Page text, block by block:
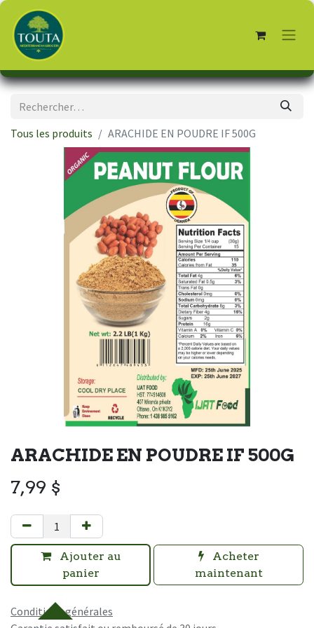
Tous les produits ARACHIDE EN POUDRE IF 500G
ARACHIDE EN POUDRE IF 500G
7,99 $
Ajouter au
panier
Acheter
maintenant
Conditions générales